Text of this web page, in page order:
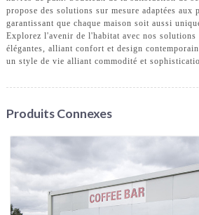
propose des solutions sur mesure adaptées aux
garantissant que chaque maison soit aussi
Explorez l'avenir de l'habitat avec nos solutions
élégantes, alliant confort et design
un style de vie alliant commodité et
Produits Connexes